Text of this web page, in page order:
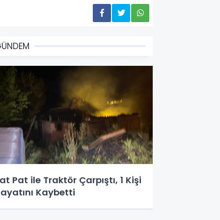
Pat ile Traktör Çarpıştı, 1 Kişi
Kaybetti